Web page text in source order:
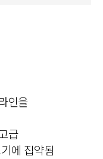
인을
급
에 집약됨